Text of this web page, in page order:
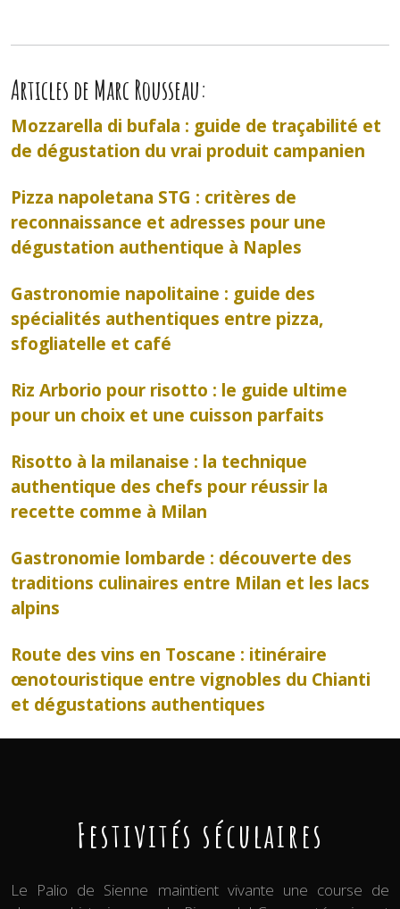
Articles de Marc Rousseau:
Mozzarella di bufala : guide de traçabilité et
de dégustation du vrai produit campanien
Pizza napoletana STG : critères de
reconnaissance et adresses pour une
dégustation authentique à Naples
Gastronomie napolitaine : guide des
spécialités authentiques entre pizza,
sfogliatelle et café
Riz Arborio pour risotto : le guide ultime
pour un choix et une cuisson parfaits
Risotto à la milanaise : la technique
authentique des chefs pour réussir la
recette comme à Milan
Gastronomie lombarde : découverte des
traditions culinaires entre Milan et les lacs
alpins
Route des vins en Toscane : itinéraire
œnotouristique entre vignobles du Chianti
et dégustations authentiques
Festivités séculaires
Le Palio de Sienne maintient vivante une course de